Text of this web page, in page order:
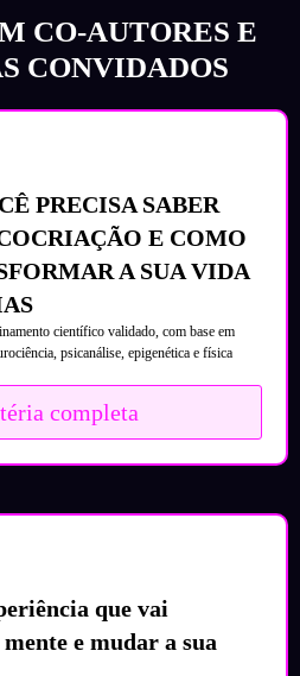
CO-AUTORES E
CONVIDADOS
PRECISA SABER
E COMO
A SUA VIDA
científico validado, com base em
psicanálise, epigenética e física
completa
que vai
e mudar a sua